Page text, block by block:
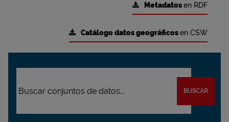
Metadatosen RDF
Catálogo datos geográficosen CSW
BUSCAR